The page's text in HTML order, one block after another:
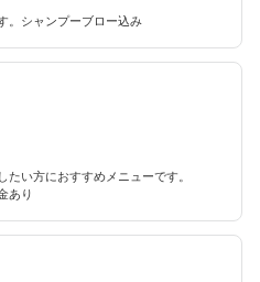
。シャンプーブロー込み
たい方におすすめメニューです。
あり